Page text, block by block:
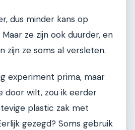
dus minder kans op
ze zijn ook duurder, en
zijn ze soms al versleten.
experiment prima, maar
door wilt, zou ik eerder
plastic zak met
gezegd? Soms gebruik